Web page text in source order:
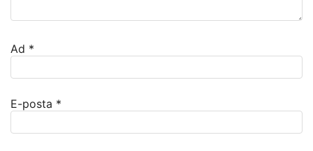
Ad *
E-posta *